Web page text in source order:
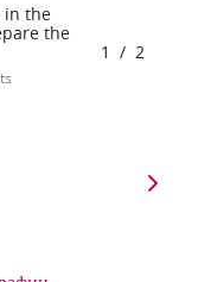
in the
the
1 / 2